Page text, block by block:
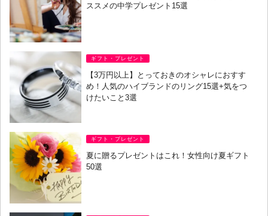
ススメの中学プレゼント15選
ギフト・プレゼント
【3万円以上】とっておきのオシャレにおすす
め！人気のハイブランドのリング15選+気をつ
けたいこと3選
ギフト・プレゼント
夏に贈るプレゼントはこれ！女性向け夏ギフト
50選